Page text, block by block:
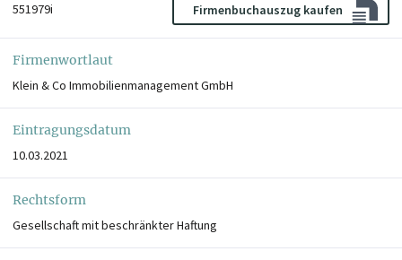
551979i
Firmenbuchauszug kaufen
Firmenwortlaut
Klein & Co Immobilienmanagement GmbH
Eintragungsdatum
10.03.2021
Rechtsform
Gesellschaft mit beschränkter Haftung